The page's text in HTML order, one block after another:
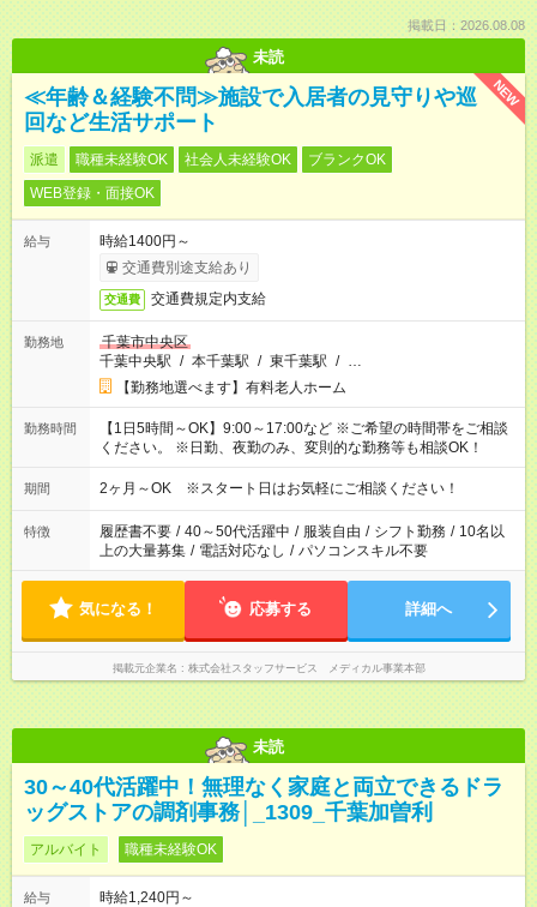
掲載日：2026.08.08
未読
NEW
≪年齢＆経験不問≫施設で入居者の見守りや巡
回など生活サポート
派遣 職種未経験OK 社会人未経験OK
ブランクOK
WEB登録・面接OK
給与
時給1400円～
交通費別途支給あり
交通費 交通費規定内支給
勤務地
千葉市中央区
千葉中央駅 / 本千葉駅 / 東千葉駅 / …
【勤務地選べます】有料老人ホーム
勤務時間
【1日5時間～OK】9:00～17:00など ※ご希望の時間帯をご相談
ください。 ※日勤、夜勤のみ、変則的な勤務等も相談OK！
期間 2ヶ月～OK ※スタート日はお気軽にご相談ください！
特徴 履歴書不要 / 40～50代活躍中 / 服装自由 / シフト勤務 / 10名以
上の大量募集 / 電話対応なし / パソコンスキル不要
気になる！ 応募する 詳細へ
掲載元企業名 株式会社スタッフサービス メディカル事業本部
未読
30～40代活躍中！無理なく家庭と両立できるドラ
ッグストアの調剤事務│_1309_千葉加曽利
アルバイト 職種未経験OK
給与
時給1,240円～